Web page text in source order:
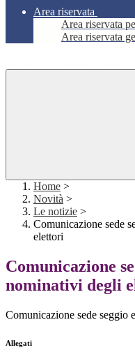
Area riservata
Area riservata
Area riservata
Home >
Novità >
Le notizie >
Comunicazione sede
elettori
Comunicazione
nominativi degli
Comunicazione sede seggio
Allegati